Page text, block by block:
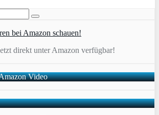
direkt unter Amazon verfügbar!
Video